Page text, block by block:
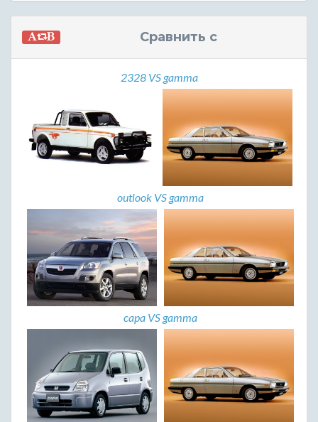
Сравнить с
2328 VS gamma
outlook VS gamma
capa VS gamma